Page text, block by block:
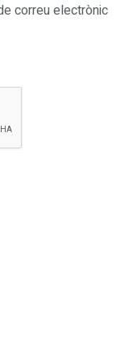
correu electrònic